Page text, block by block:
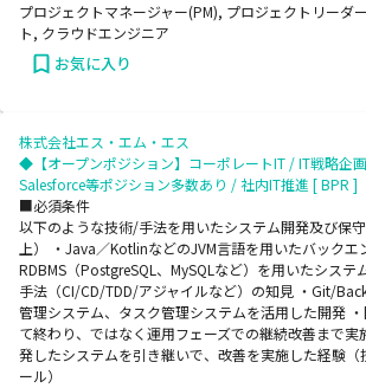
プロジェクトマネージャー(PM), プロジェクトリーダ
ト, クラウドエンジニア
お気に入り
株式会社エス・エム・エス
◆【オープンポジション】コーポレートIT / IT戦略企
Salesforce等ポジション多数あり / 社内IT推進 [ BPR ]
■必須条件
以下のような技術/手法を用いたシステム開発及び保
上） ・Java／KotlinなどのJVM言語を用いたバックエ
RDBMS（PostgreSQL、MySQLなど）を用いたシステ
手法（CI/CD/TDD/アジャイルなど）の知見 ・Git/
管理システム、タスク管理システムを活用した開発
て終わり、ではなく運用フェーズでの継続改善まで実
発したシステムを引き継いで、改善を実施した経験（
ール）